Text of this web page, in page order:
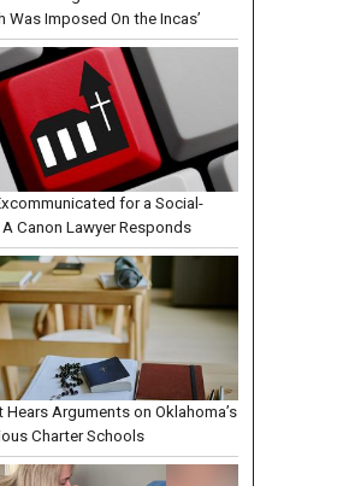
Was Imposed On the Incas’
for a Social-
Canon Lawyer Responds
Hears Arguments on Oklahoma’s
Charter Schools